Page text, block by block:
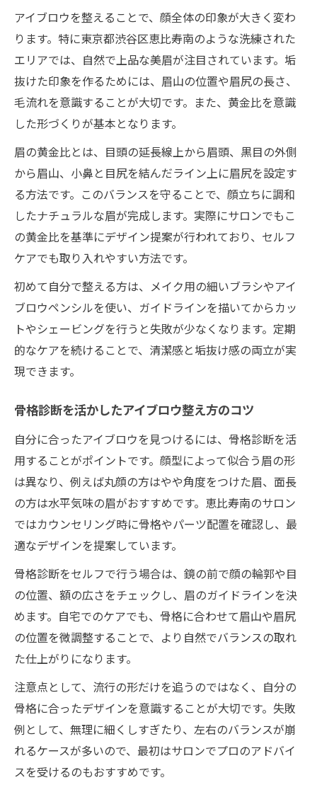
骨格診断別アイブロウの形整え方ガイド
自分の輪郭に合うアイブロウ選びの極意
眉山と眉尻のバランスが印象を左右する理
由
アイブロウ黄金比で美しい眉を作る方法
骨格に適したアイブロウメイク術の実践法
自眉を活かす上品な眉デザインの秘訣
自眉を活かすアイブロウデザインの基本
上品な印象を作るアイブロウメイクテクニ
ック
自然な仕上がりを叶える眉マスカラの活用
法
大人女性に似合うアイブロウの形整え方
眉毛サロンで学ぶアイブロウの最新テク
眉毛サロン体験で印象変化を実感する理由
ロウ
アフターケアの重要性とアイブロウ維持法
ハリウッドブロウリフトの特徴とメリット
ペア割で体験するアイブロウサロンの魅力
アイブロウを整えることで、顔全体の印象が大きく変わ
ります。特に東京都渋谷区恵比寿南のような洗練された
エリアでは、自然で上品な美眉が注目されています。垢
抜けた印象を作るためには、眉山の位置や眉尻の長さ、
毛流れを意識することが大切です。また、黄金比を意識
した形づくりが基本となります。
眉の黄金比とは、目頭の延長線上から眉頭、黒目の外側
から眉山、小鼻と目尻を結んだライン上に眉尻を設定す
る方法です。このバランスを守ることで、顔立ちに調和
したナチュラルな眉が完成します。実際にサロンでもこ
の黄金比を基準にデザイン提案が行われており、セルフ
ケアでも取り入れやすい方法です。
初めて自分で整える方は、メイク用の細いブラシやアイ
ブロウペンシルを使い、ガイドラインを描いてからカッ
トやシェービングを行うと失敗が少なくなります。定期
的なケアを続けることで、清潔感と垢抜け感の両立が実
現できます。
骨格診断を活かしたアイブロウ整え方のコツ
自分に合ったアイブロウを見つけるには、骨格診断を活
用することがポイントです。顔型によって似合う眉の形
は異なり、例えば丸顔の方はやや角度をつけた眉、面長
の方は水平気味の眉がおすすめです。恵比寿南のサロン
ではカウンセリング時に骨格やパーツ配置を確認し、最
適なデザインを提案しています。
骨格診断をセルフで行う場合は、鏡の前で顔の輪郭や目
の位置、額の広さをチェックし、眉のガイドラインを決
めます。自宅でのケアでも、骨格に合わせて眉山や眉尻
の位置を微調整することで、より自然でバランスの取れ
た仕上がりになります。
注意点として、流行の形だけを追うのではなく、自分の
骨格に合ったデザインを意識することが大切です。失敗
例として、無理に細くしすぎたり、左右のバランスが崩
れるケースが多いので、最初はサロンでプロのアドバイ
スを受けるのもおすすめです。